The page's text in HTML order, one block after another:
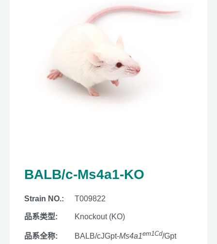
BALB/c-Ms4a1-KO
Strain NO.: T009822
品系类型: Knockout (KO)
品系全称: BALB/cJGpt-Ms4a1em1Cd/Gpt